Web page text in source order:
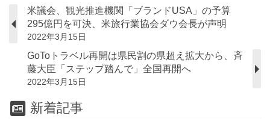
米議会、観光推進機関「ブランドUSA」の予算
295億円を可決、米旅行業協会ダウ会長が声明
2022年3月15日
GoToトラベル再開は県民割の県超え拡大から、斉
藤大臣「ステップ踏んで」全国再開へ
2022年3月15日
新着記事